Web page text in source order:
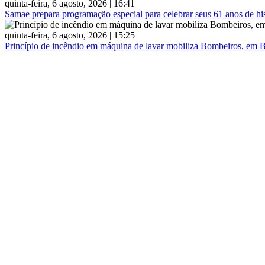
quinta-feira, 6 agosto, 2026 | 16:41
Samae prepara programação especial para celebrar seus 61 anos de
quinta-feira, 6 agosto, 2026 | 15:25
Princípio de incêndio em máquina de lavar mobiliza Bombeiros, em